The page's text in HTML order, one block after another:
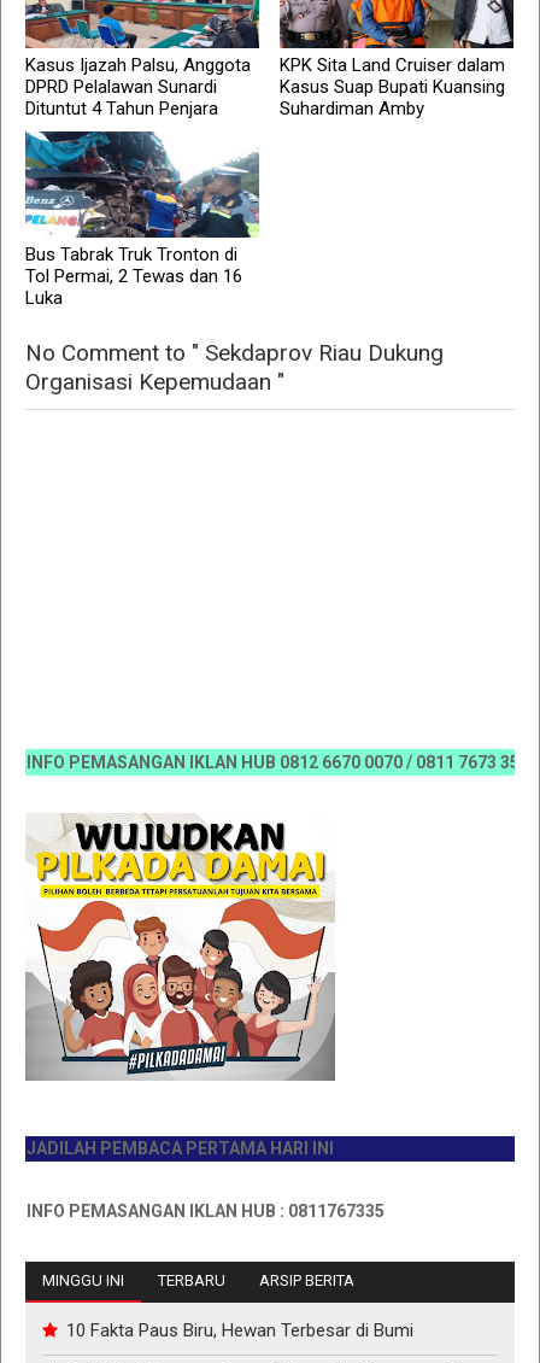
Kasus Ijazah Palsu, Anggota
DPRD Pelalawan Sunardi
Dituntut 4 Tahun Penjara
KPK Sita Land Cruiser dalam
Kasus Suap Bupati Kuansing
Suhardiman Amby
Bus Tabrak Truk Tronton di
Tol Permai, 2 Tewas dan 16
Luka
No Comment to " Sekdaprov Riau Dukung
Organisasi Kepemudaan "
PEMASANGAN IKLAN HUB 0812 6670 0070 / 0811 7673 35,
PEMBACA PERTAMA HARI INI
PEMASANGAN IKLAN HUB : 0811767335
MINGGU INI TERBARU ARSIP BERITA
10 Fakta Paus Biru, Hewan Terbesar di Bumi